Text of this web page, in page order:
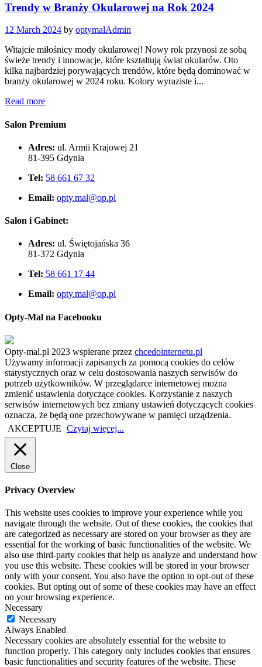
Trendy w Branży Okularowej na Rok 2024
12 March 2024 by optymalAdmin
Witajcie miłośnicy mody okularowej! Nowy rok przynosi ze sobą
świeże trendy i innowacje, które kształtują świat okularów. Oto
kilka najbardziej porywających trendów, które będą dominować w
branży okularowej w 2024 roku. Kolory wyraziste i...
Read more
Salon Premium
Adres: ul. Armii Krajowej 21
81-395 Gdynia
Tel: 58 661 67 32
Email: opty.mal@op.pl
Salon i Gabinet:
Adres: ul. Świętojańska 36
81-372 Gdynia
Tel: 58 661 17 44
Email: opty.mal@op.pl
Opty-Mal na Facebooku
Opty-mal.pl 2023 wspierane przez chcedointernetu.pl
Używamy informacji zapisanych za pomocą cookies do celów
statystycznych oraz w celu dostosowania naszych serwisów do
potrzeb użytkowników. W przeglądarce internetowej można
zmienić ustawienia dotyczące cookies. Korzystanie z naszych
serwisów internetowych bez zmiany ustawień dotyczących cookies
oznacza, że będą one przechowywane w pamięci urządzenia.
AKCEPTUJE Czytaj więcej...
Close
Privacy Overview
This website uses cookies to improve your experience while you
navigate through the website. Out of these cookies, the cookies that
are categorized as necessary are stored on your browser as they are
essential for the working of basic functionalities of the website. We
also use third-party cookies that help us analyze and understand how
you use this website. These cookies will be stored in your browser
only with your consent. You also have the option to opt-out of these
cookies. But opting out of some of these cookies may have an effect
on your browsing experience.
Necessary
Necessary
Always Enabled
Necessary cookies are absolutely essential for the website to
function properly. This category only includes cookies that ensures
basic functionalities and security features of the website. These